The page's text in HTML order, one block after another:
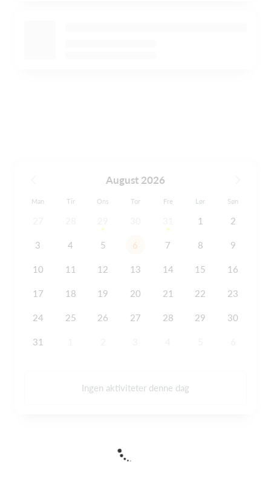
August 2026
Man Tir Ons Tor Fre Lør Søn
1 2
3 4 5 6 7 8 9
10 11 12 13 14 15 16
17 18 19 20 21 22 23
24 25 26 27 28 29 30
31
Ingen aktiviteter denne dag